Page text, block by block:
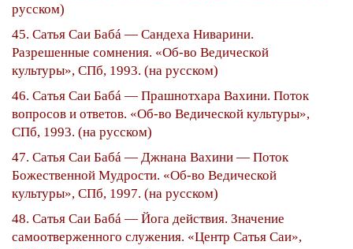
русском)
45. Сатья Саи Бабá — Сандеха Ниварини.
Разрешенные сомнения. «Об-во Ведической
культуры», СПб, 1993. (на русском)
46. Сатья Саи Бабá — Прашнотхара Вахини. Поток
вопросов и ответов. «Об-во Ведической культуры»,
СПб, 1993. (на русском)
47. Сатья Саи Бабá — Джнана Вахини — Поток
Божественной Мудрости. «Об-во Ведической
культуры», СПб, 1997. (на русском)
48. Сатья Саи Бабá — Йога действия. Значение
самоотверженного служения. «Центр Сатья Саи»,